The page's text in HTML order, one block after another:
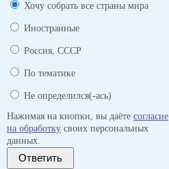
Хочу собрать все страны мира
Иностранные
Россия, СССР
По тематике
Не определился(-ась)
Нажимая на кнопки, вы даёте согласие
на обработку своих персональных
данных.
Ответить